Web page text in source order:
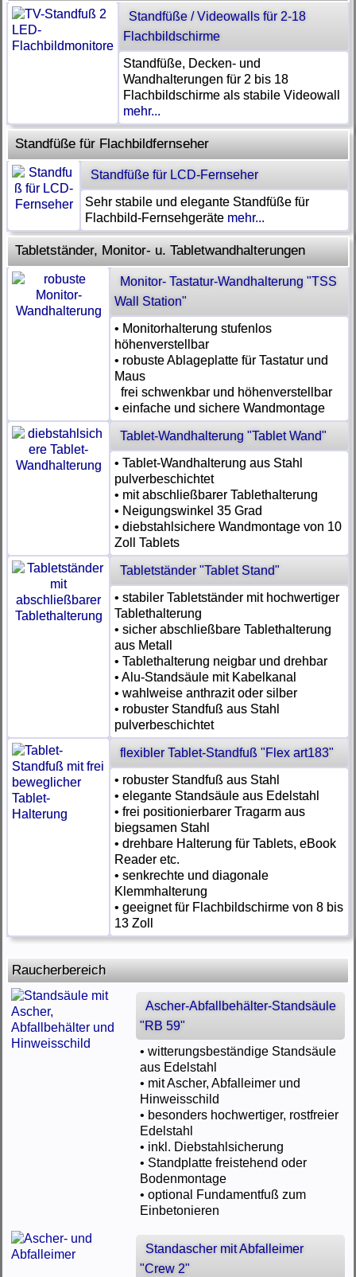
Standfüße / Videowalls für 2-18
Flachbildschirme
Standfüße, Decken- und
Wandhalterungen für 2 bis 18
Flachbildschirme als stabile Videowall
mehr...
Standfüße für Flachbildfernseher
Standfüße für LCD-Fernseher
Sehr stabile und elegante Standfüße für
Flachbild-Fernsehgeräte mehr...
Tabletständer, Monitor- u. Tabletwandhalterungen
Monitor- Tastatur-Wandhalterung "TSS
Wall Station"
• Monitorhalterung stufenlos
höhenverstellbar
• robuste Ablageplatte für Tastatur und
Maus
frei schwenkbar und höhenverstellbar
• einfache und sichere Wandmontage
Tablet-Wandhalterung "Tablet Wand"
• Tablet-Wandhalterung aus Stahl
pulverbeschichtet
• mit abschließbarer Tablethalterung
• Neigungswinkel 35 Grad
• diebstahlsichere Wandmontage von 10
Zoll Tablets
Tabletständer "Tablet Stand"
• stabiler Tabletständer mit hochwertiger
Tablethalterung
• sicher abschließbare Tablethalterung
aus Metall
• Tablethalterung neigbar und drehbar
• Alu-Standsäule mit Kabelkanal
• wahlweise anthrazit oder silber
• robuster Standfuß aus Stahl
pulverbeschichtet
flexibler Tablet-Standfuß "Flex art183"
• robuster Standfuß aus Stahl
• elegante Standsäule aus Edelstahl
• frei positionierbarer Tragarm aus
biegsamen Stahl
• drehbare Halterung für Tablets, eBook
Reader etc.
• senkrechte und diagonale
Klemmhalterung
• geeignet für Flachbildschirme von 8 bis
13 Zoll
Raucherbereich
Ascher-Abfallbehälter-Standsäule
"RB 59"
• witterungsbeständige Standsäule
aus Edelstahl
• mit Ascher, Abfalleimer und
Hinweisschild
• besonders hochwertiger, rostfreier
Edelstahl
• inkl. Diebstahlsicherung
• Standplatte freistehend oder
Bodenmontage
• optional Fundamentfuß zum
Einbetonieren
Standascher mit Abfalleimer
"Crew 2"